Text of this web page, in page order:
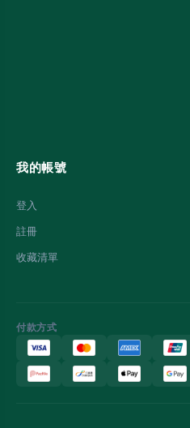
我的帳號
登入
註冊
收藏清單
付款方式